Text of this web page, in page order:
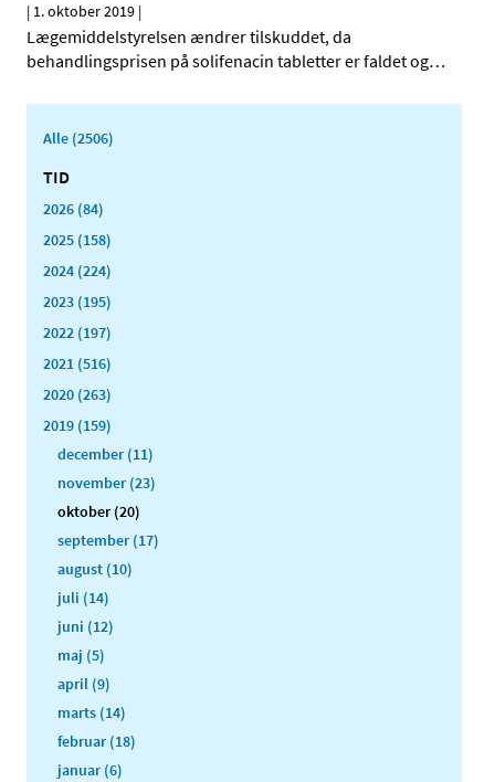
| 1. oktober 2019 |
Lægemiddelstyrelsen ændrer tilskuddet, da
behandlingsprisen på solifenacin tabletter er faldet og…
Alle (2506)
TID
2026 (84)
2025 (158)
2024 (224)
2023 (195)
2022 (197)
2021 (516)
2020 (263)
2019 (159)
december (11)
november (23)
oktober (20)
september (17)
august (10)
juli (14)
juni (12)
maj (5)
april (9)
marts (14)
februar (18)
januar (6)